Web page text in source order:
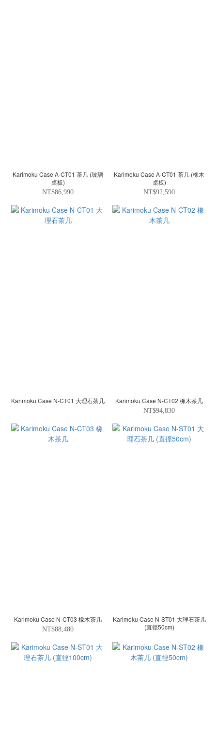
Karimoku Case A-CT01 茶几 (玻璃
桌板)
NT$86,990
Karimoku Case A-CT01 茶几 (橡木
桌板)
NT$92,590
Karimoku Case N-CT01 大理石茶几 Karimoku Case N-CT02 橡木茶几
NT$94,830
Karimoku Case N-CT03 橡木茶几
NT$88,480
Karimoku Case N-ST01 大理石茶几
(直徑50cm)